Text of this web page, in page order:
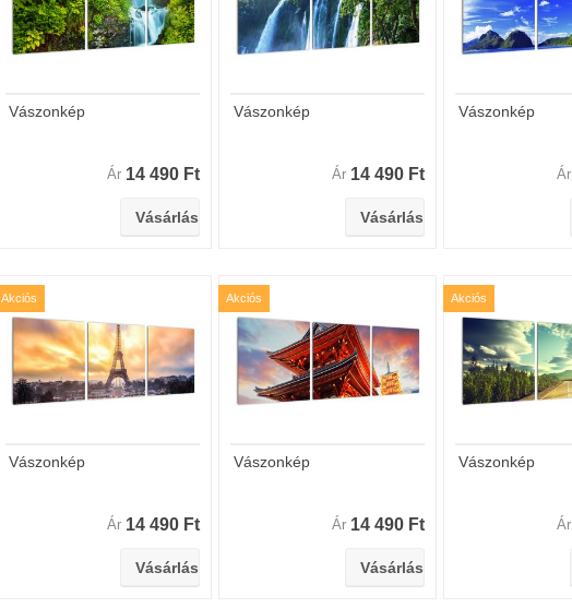
Vászonkép
Ár 14 490 Ft
Vászonkép
Ár 14 490 Ft
Vászonkép
Ár
Vászonkép
Ár 14 490 Ft
Akciós
Vászonkép
Ár 14 490 Ft
Akciós
Vászonkép
Ár
Akciós